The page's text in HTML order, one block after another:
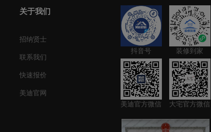
关于我们
招纳贤士
联系我们
快速报价
美迪官网
抖音号 装修到家
美迪官方微信 大宅官方微信